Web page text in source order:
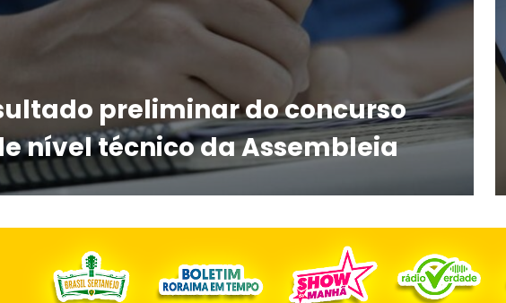
preliminar do concurso
nível técnico da Assembleia